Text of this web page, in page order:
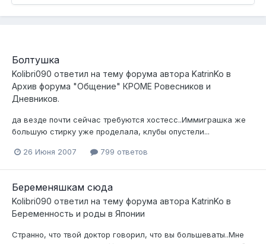
Болтушка
Kolibri090 ответил на тему форума автора KatrinKo в
Архив форума "Общение" КРОМЕ Ровесников и
Дневников.
да везде почти сейчас требуются хостесс..Иммиграшка же
большую стирку уже проделала, клубы опустели...
26 Июня 2007 799 ответов
Беременяшкам сюда
Kolibri090 ответил на тему форума автора KatrinKo в
Беременность и роды в Японии
Странно, что твой доктор говорил, что вы большеваты..Мне